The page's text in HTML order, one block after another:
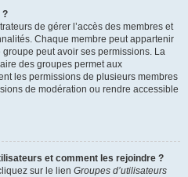
?
de gérer l’accès des membres et
Chaque membre peut appartenir
peut avoir ses permissions. La
des groupes permet aux
les permissions de plusieurs membres
de modération ou rendre accessible
et comment les rejoindre ?
sur le lien Groupes d’utilisateurs